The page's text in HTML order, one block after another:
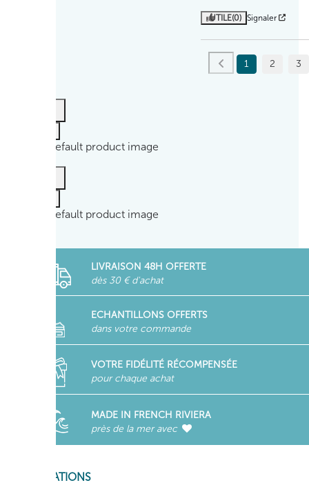
UTILE(0) Signaler
1 2 3
LIVRAISON 48H OFFERTE
dès 30 € d'achat
ECHANTILLONS OFFERTS
dans votre commande
VOTRE FIDÉLITÉ RÉCOMPENSÉE
pour chaque achat
MADE IN FRENCH RIVIERA
près de la mer avec
INFORMATIONS